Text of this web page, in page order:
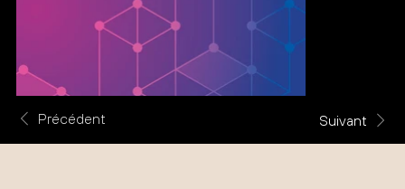
Précédent Suivant